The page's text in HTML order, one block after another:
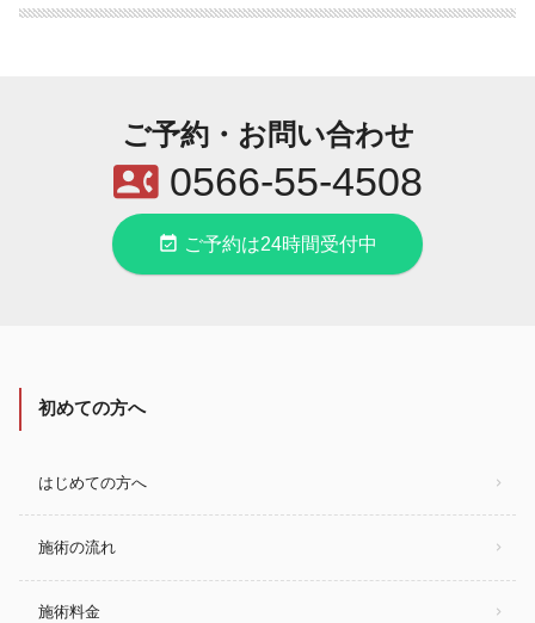
ご予約・お問い合わせ
contact_phone0566-55-4508
event_available ご予約は24時間受付中
初めての方へ
はじめての方へ
施術の流れ
施術料金